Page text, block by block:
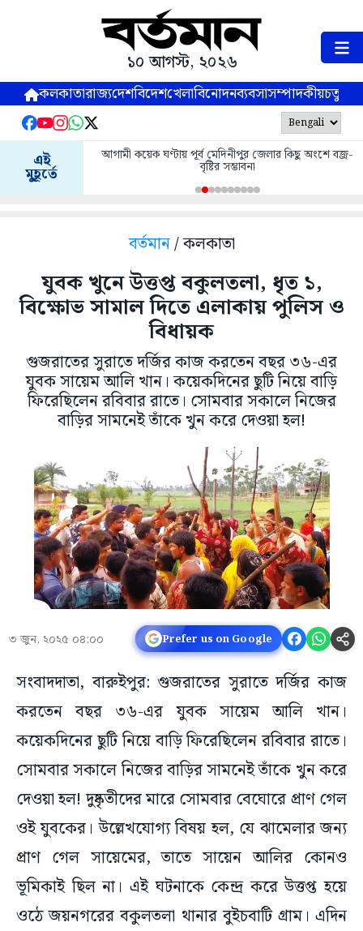
১০ আগস্ট, ২০২৬
কলকাতারাজ্যদেশবিদেশখেলাবিনোদনব্যবসাসম্পাদকীয়
এই
মুহূর্তে
আগামী কয়েক ঘণ্টায় পূর্ব মেদিনীপুর জেলার কিছু অংশে বজ্র-
বৃষ্টির সম্ভাবনা
বর্তমান/ কলকাতা
যুবক খুনে উত্তপ্ত বকুলতলা, ধৃত ১,
বিক্ষোভ সামাল দিতে এলাকায় পুলিস ও
বিধায়ক
গুজরাতের সুরাতে দর্জির কাজ করতেন বছর ৩৬-এর
যুবক সায়েম আলি খান। কয়েকদিনের ছুটি নিয়ে বাড়ি
ফিরেছিলেন রবিবার রাতে। সোমবার সকালে নিজের
বাড়ির সামনেই তাঁকে খুন করে দেওয়া হল!
৩ জুন, ২০২৫ ০৪:০০ Prefer us on Google
সংবাদদাতা, বারুইপুর: গুজরাতের সুরাতে দর্জির কাজ
করতেন বছর ৩৬-এর যুবক সায়েম আলি খান।
কয়েকদিনের ছুটি নিয়ে বাড়ি ফিরেছিলেন রবিবার রাতে।
সোমবার সকালে নিজের বাড়ির সামনেই তাঁকে খুন করে
দেওয়া হল! দুষ্কৃতীদের মারে সোমবার বেঘোরে প্রাণ গেল
ওই যুবকের। উল্লেখযোগ্য বিষয় হল, যে ঝামেলার জন্য
প্রাণ গেল সায়েমের, তাতে সায়েন আলির কোনও
ভূমিকাই ছিল না। এই ঘটনাকে কেন্দ্র করে উত্তপ্ত হয়ে
ওঠে জয়নগরের বকুলতলা থানার বুইচবাটি গ্রাম। এদিন